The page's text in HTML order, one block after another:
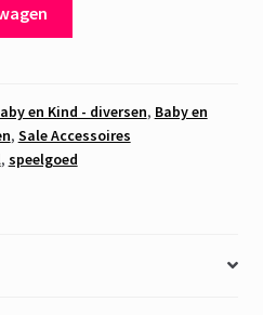
en Kind - diversen, Baby en
, Sale Accessoires
, speelgoed